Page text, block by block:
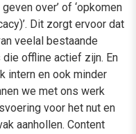
over’ of ‘opkomen
Dit zorgt ervoor dat
veelal bestaande
offline actief zijn. En
intern en ook minder
we met ons werk
voor het nut en
aanhollen. Content